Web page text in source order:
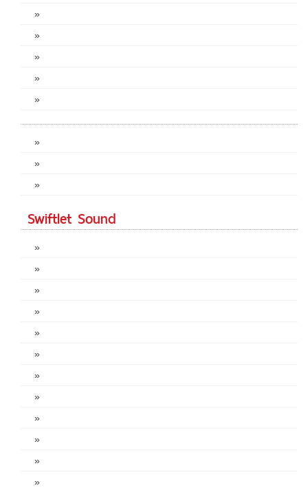
»
»
»
»
»
»
»
»
Swiftlet Sound
»
»
»
»
»
»
»
»
»
»
»
»